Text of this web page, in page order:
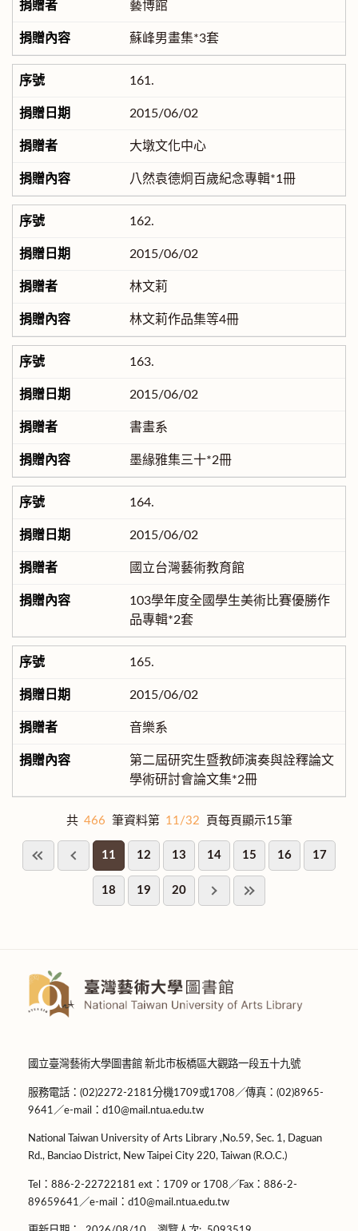
藝博館
蘇峰男畫集*3套
161.
2015/06/02
大墩文化中心
八然袁德炯百歲紀念專輯*1冊
162.
2015/06/02
林文莉
林文莉作品集等4冊
163.
2015/06/02
書畫系
墨緣雅集三十*2冊
164.
2015/06/02
國立台灣藝術教育館
103學年度全國學生美術比賽優勝作
品專輯*2套
165.
2015/06/02
音樂系
第二屆研究生暨教師演奏與詮釋論文
學術研討會論文集*2冊
共 466 筆資料第 11/32 頁每頁顯示15筆
11 12 13 14 15 16 17
18 19 20
國立臺灣藝術大學圖書館 新北市板橋區大觀路一段五十九號
服務電話：(02)2272-2181分機1709或1708／傳真：(02)8965-
9641／e-mail：d10@mail.ntua.edu.tw
National Taiwan University of Arts Library ,No.59, Sec. 1, Daguan
Rd., Banciao District, New Taipei City 220, Taiwan (R.O.C.)
Tel：886-2-22722181 ext：1709 or 1708／Fax：886-2-
89659641／e-mail：d10@mail.ntua.edu.tw